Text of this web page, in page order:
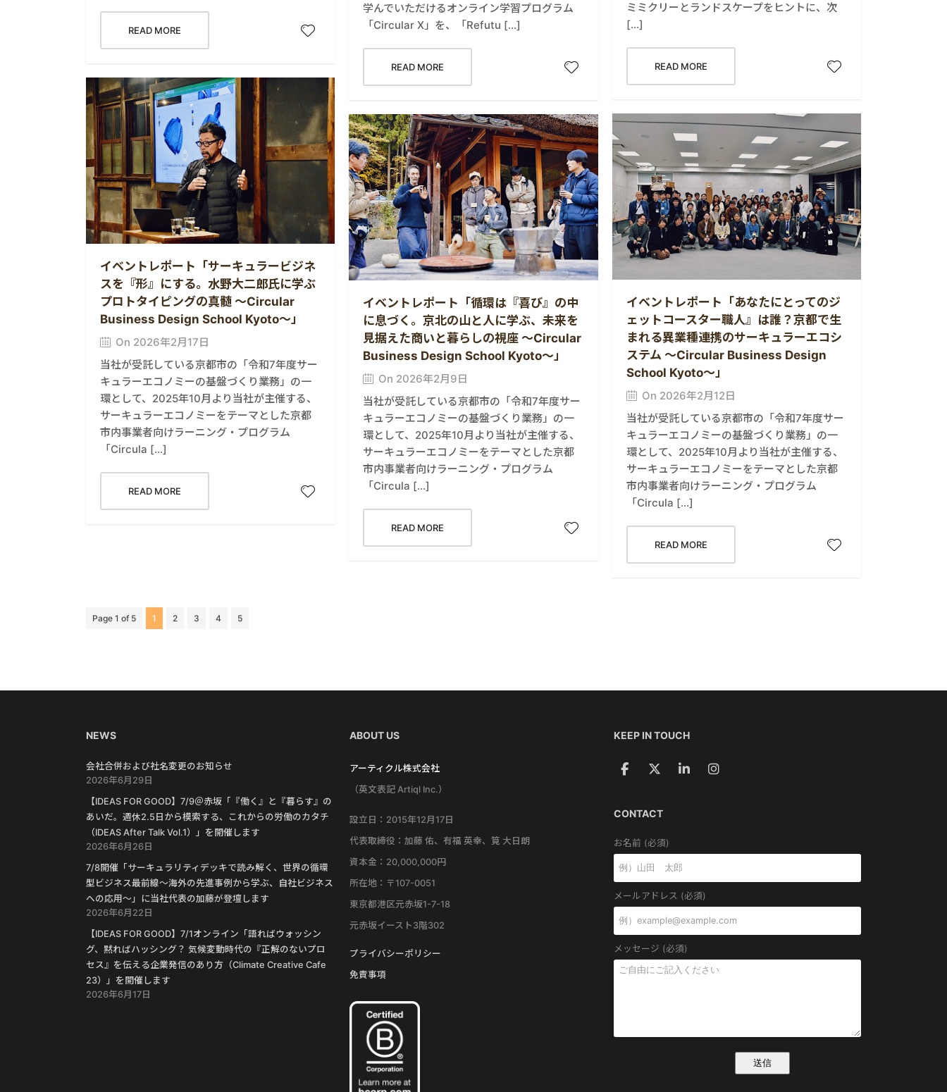
ミミクリーとランドスケープをヒントに、次
[…]
READ MORE
READ MORE
学んでいただけるオンライン学習プログラム
「Circular X」を、「Refutu […]
READ MORE
イベントレポート「サーキュラービジネ
スを『形』にする。水野大二郎氏に学ぶ
プロトタイピングの真髄 ～Circular
Business Design School Kyoto～」
On 2026年2月17日
当社が受託している京都市の「令和7年度サー
キュラーエコノミーの基盤づくり業務」の一
環として、2025年10月より当社が主催する、
サーキュラーエコノミーをテーマとした京都
市内事業者向けラーニング・プログラム
「Circula […]
READ MORE
イベントレポート「あなたにとってのジ
ェットコースター職人』は誰？京都で生
まれる異業種連携のサーキュラーエコシ
ステム ～Circular Business Design
School Kyoto～」
On 2026年2月12日
当社が受託している京都市の「令和7年度サー
キュラーエコノミーの基盤づくり業務」の一
環として、2025年10月より当社が主催する、
サーキュラーエコノミーをテーマとした京都
市内事業者向けラーニング・プログラム
「Circula […]
READ MORE
イベントレポート「循環は『喜び』の中
に息づく。京北の山と人に学ぶ、未来を
見据えた商いと暮らしの視座 ～Circular
Business Design School Kyoto～」
On 2026年2月9日
当社が受託している京都市の「令和7年度サー
キュラーエコノミーの基盤づくり業務」の一
環として、2025年10月より当社が主催する、
サーキュラーエコノミーをテーマとした京都
市内事業者向けラーニング・プログラム
「Circula […]
READ MORE
Page 1 of 5 1 2 3 4 5
NEWS
会社合併および社名変更のお知らせ
2026年6月29日
【IDEAS FOR GOOD】7/9＠赤坂「『働く』と『暮らす』の
あいだ。週休2.5日から模索する、これからの労働のカタチ
（IDEAS After Talk Vol.1）」を開催します
2026年6月26日
7/8開催「サーキュラリティデッキで読み解く、世界の循環
型ビジネス最前線〜海外の先進事例から学ぶ、自社ビジネス
への応用〜」に当社代表の加藤が登壇します
2026年6月22日
【IDEAS FOR GOOD】7/1オンライン「語ればウォッシン
グ、黙ればハッシング？ 気候変動時代の『正解のないプロ
セス』を伝える企業発信のあり方（Climate Creative Cafe
23）」を開催します
2026年6月17日
ABOUT US
アーティクル株式会社
（英文表記 Artiql Inc.）
設立日：2015年12月17日
代表取締役：加藤 佑、有福 英幸、筧 大日朗
資本金：20,000,000円
所在地：〒107-0051
東京都港区元赤坂1-7-18
元赤坂イースト3階302
プライバシーポリシー
免責事項
KEEP IN TOUCH
CONTACT
お名前 (必須)
メールアドレス (必須)
メッセージ (必須)